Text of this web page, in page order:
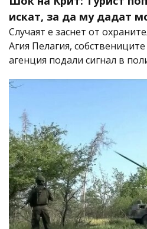
искат, за да му дадат
Случаят е заснет от
Агия Пелагия,
агенция подали сигнал в